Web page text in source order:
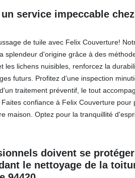
service impeccable
de tuile avec Felix Couverture!
splendeur d'origine grâce à des
les lichens nuisibles, renforcez la
futurs. Profitez d'une inspection
traitement préventif, le tout
confiance à Felix Couverture pour
maison. Optez pour la tranquillité
doivent se protéger
le nettoyage de la